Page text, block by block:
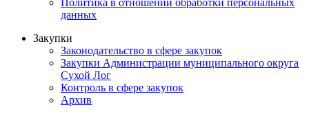
данных
Закупки
Законодательство в сфере закупок
Закупки Администрации муниципального округа
Сухой Лог
Контроль в сфере закупок
Архив